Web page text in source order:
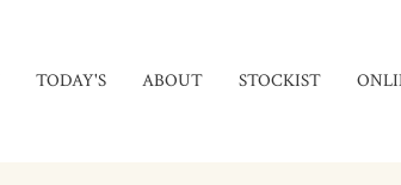
TODAY'S ABOUT STOCKIST